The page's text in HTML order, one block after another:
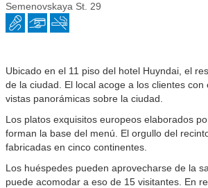
Semenovskaya St. 29
Ubicado en el 11 piso del hotel Huyndai, el
de la ciudad. El local acoge a los clientes
vistas panorámicas sobre la ciudad.
Los platos exquisitos europeos elaborados
forman la base del menú. El orgullo del
fabricadas en cinco continentes.
Los huéspedes pueden aprovecharse de la
puede acomodar a eso de 15 visitantes. En